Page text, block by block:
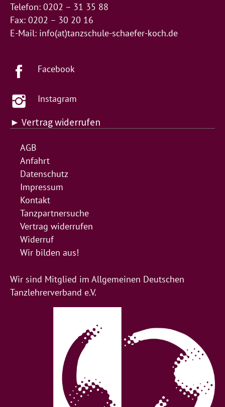
Telefon: 0202 – 31 35 88
Fax: 0202 – 30 20 16
E-Mail: info(at)tanzschule-schaefer-koch.de
Facebook
Instagram
► Vertrag widerrufen
AGB
Anfahrt
Datenschutz
Impressum
Kontakt
Tanzpartnersuche
Vertrag widerrufen
Widerruf
Wir bilden aus!
Wir sind Mitglied im Allgemeinen Deutschen
Tanzlehrerverband e.V.